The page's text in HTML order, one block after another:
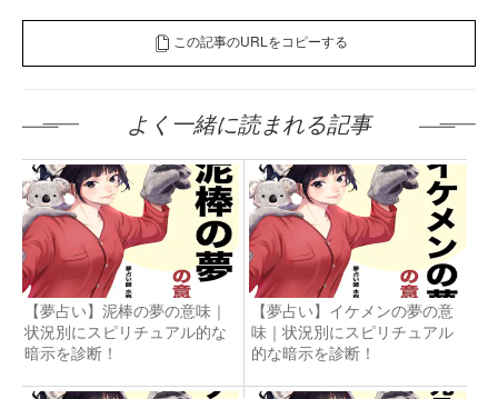
この記事のURLをコピーする
よく一緒に読まれる記事
【夢占い】泥棒の夢の意味｜
状況別にスピリチュアル的な
暗示を診断！
【夢占い】イケメンの夢の意
味｜状況別にスピリチュアル
的な暗示を診断！